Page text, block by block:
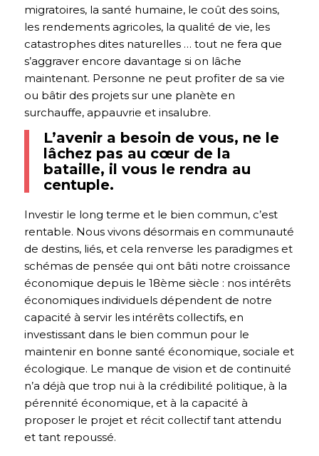
migratoires, la santé humaine, le coût des soins,
les rendements agricoles, la qualité de vie, les
catastrophes dites naturelles … tout ne fera que
s’aggraver encore davantage si on lâche
maintenant. Personne ne peut profiter de sa vie
ou bâtir des projets sur une planète en
surchauffe, appauvrie et insalubre.
L’avenir a besoin de vous, ne le
lâchez pas au cœur de la
bataille, il vous le rendra au
centuple.
Investir le long terme et le bien commun, c’est
rentable. Nous vivons désormais en communauté
de destins, liés, et cela renverse les paradigmes et
schémas de pensée qui ont bâti notre croissance
économique depuis le 18ème siècle : nos intérêts
économiques individuels dépendent de notre
capacité à servir les intérêts collectifs, en
investissant dans le bien commun pour le
maintenir en bonne santé économique, sociale et
écologique. Le manque de vision et de continuité
n’a déjà que trop nui à la crédibilité politique, à la
pérennité économique, et à la capacité à
proposer le projet et récit collectif tant attendu
et tant repoussé.